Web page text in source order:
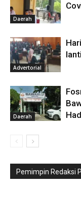
Daerah
Advertorial
Daerah
Pemimpin Redaksi